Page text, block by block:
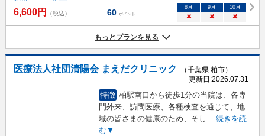
6,600円 （税込） 60 ポイント
8 月 9 月 10月
× × ×
もっとプランを見る
医療法人社団清陽会 まえだクリニック
（千葉県 柏市）
更新日:2026.07.31
特徴 柏駅南口から徒歩1分の当院は、各専
門外来、訪問医療、各種検査を通じて、地
域の皆さまの健康のため、そし
続きを読
む▼